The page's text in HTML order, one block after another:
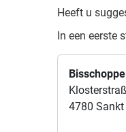
Heeft u
In een eerste
4780 Sankt